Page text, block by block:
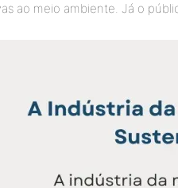
ao meio ambiente. Já o